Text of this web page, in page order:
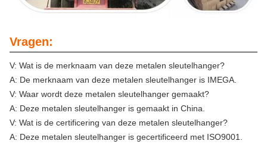
Vragen:
V: Wat is de merknaam van deze metalen sleutelhanger?
A: De merknaam van deze metalen sleutelhanger is IMEGA.
V: Waar wordt deze metalen sleutelhanger gemaakt?
A: Deze metalen sleutelhanger is gemaakt in China.
V: Wat is de certificering van deze metalen sleutelhanger?
A: Deze metalen sleutelhanger is gecertificeerd met ISO9001.